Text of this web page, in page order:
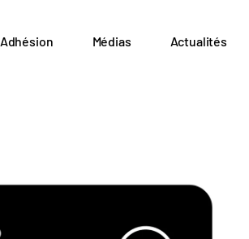
Adhésion Médias Actualités